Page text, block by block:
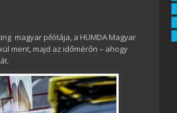
magyar pilótája, a HUMDA Magyar
ment, majd az időmérőn – ahogy